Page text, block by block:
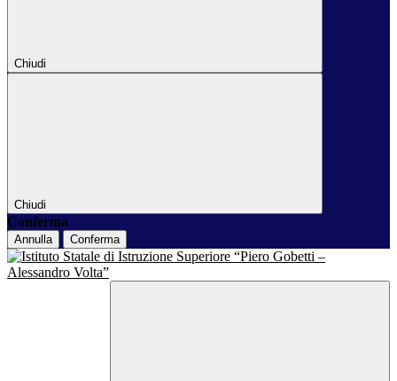
Chiudi
Chiudi
Conferma
Annulla Conferma